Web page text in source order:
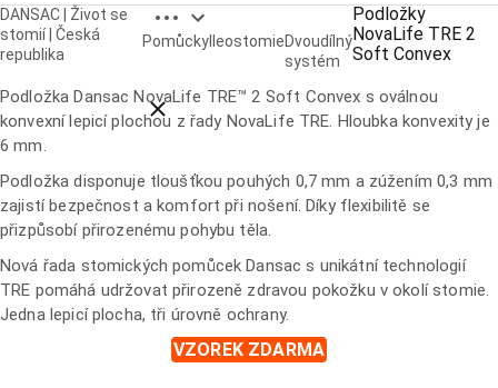
DANSAC | Život se
stomií | Česká
republika
Open breadcrumbs
Close breadcrumbs
Pomůcky IleostomieDvoudílný
systém
Podložky
NovaLife TRE 2
Soft Convex
Podložky NovaLife TRE™ 2 Soft Convex
Podložka Dansac NovaLife TRE™ 2 Soft Convex s oválnou
konvexní lepicí plochou z řady NovaLife TRE. Hloubka konvexity je
6 mm.
Podložka disponuje tloušťkou pouhých 0,7 mm a zúžením 0,3 mm
zajistí bezpečnost a komfort při nošení. Díky flexibilitě se
přizpůsobí přirozenému pohybu těla.
Nová řada stomických pomůcek Dansac s unikátní technologií
TRE pomáhá udržovat přirozeně zdravou pokožku v okolí stomie.
Jedna lepicí plocha, tři úrovně ochrany.
VZOREK ZDARMA